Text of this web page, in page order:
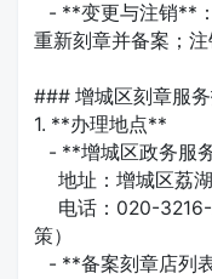
- **变更与注销**
重新刻章并备案；注
### 增城区刻章服
1. **办理地点**
- **增城区政务服
地址：增城区荔
电话：020-3216-
策）
- **备案刻章店列